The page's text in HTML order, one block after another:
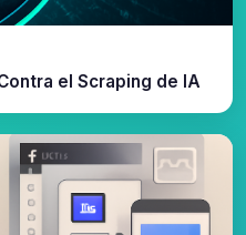
el Scraping de IA